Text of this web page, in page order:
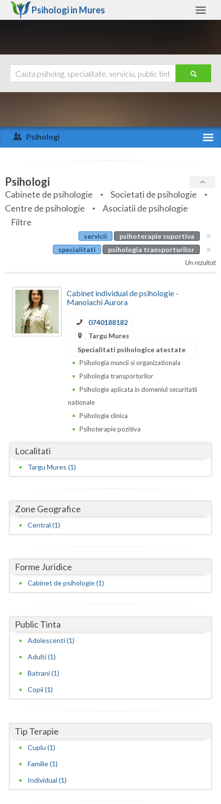
Psihologi in Mures
Arad
Arges
Bihor
Bistrita-Nasaud
Botosani
Bucuresti
Buzau
Calarasi
Dolj
Galati
Gorj
Harghita
Ialomita
Iasi
Maramures
Mehedinti
Prahova
Satu-Mare
Sibiu
Ajutor
Psihologi
Specialitati
Servicii
Articole
Psihologi
Cabinete de psihologie
Societati de psihologie
Centre de psihologie
Asociatii de psihologie
Filtre
servicii
psihoterapie suportiva
specialitati
psihologia transporturilor
Un rezultat
Cabinet individual de psihologie -
Manolachi Aurora
0740188182
Targu Mures
Specialitati psihologice atestate
Psihologia muncii si organizationala
Psihologia transporturilor
Psihologie aplicata in domeniul securitatii
nationale
Psihologie clinica
Psihoterapie pozitiva
Localitati
Targu Mures (1)
Zone Geografice
Central (1)
Forme Juridice
Cabinet de psihologie (1)
Public Tinta
Adolescenti (1)
Adulti (1)
Batrani (1)
Copii (1)
Tip Terapie
Cuplu (1)
Familie (1)
Individual (1)